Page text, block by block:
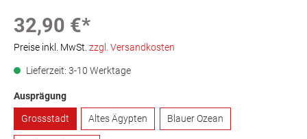
32,90 €*
Preise inkl. MwSt. zzgl. Versandkosten
Lieferzeit: 3-10 Werktage
Ausprägung
Grossstadt
Altes Ägypten Blauer Ozean